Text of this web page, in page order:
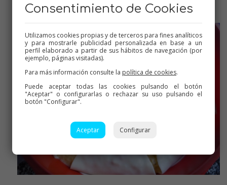
Consentimiento de Cookies
Utilizamos cookies propias y de terceros para fines analíticos
y para mostrarle publicidad personalizada en base a un
perfil elaborado a partir de sus hábitos de navegación (por
ejemplo, páginas visitadas).
Para más información consulte la política de cookies.
Puede aceptar todas las cookies pulsando el botón
"Aceptar" o configurarlas o rechazar su uso pulsando el
botón "Configurar".
Aceptar Configurar